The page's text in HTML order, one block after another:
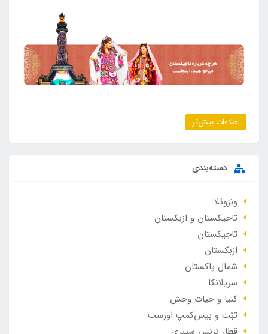
اطلاعات بیش‌تر
دسته‌بندی
ونزوئلا
تاجیکستان و ازبکستان
تاجیکستان
ازبکستان
شمال پاکستان
سریلانکا
کنیا و حیات وحش
تبّت و بیس‌کمپ اورست